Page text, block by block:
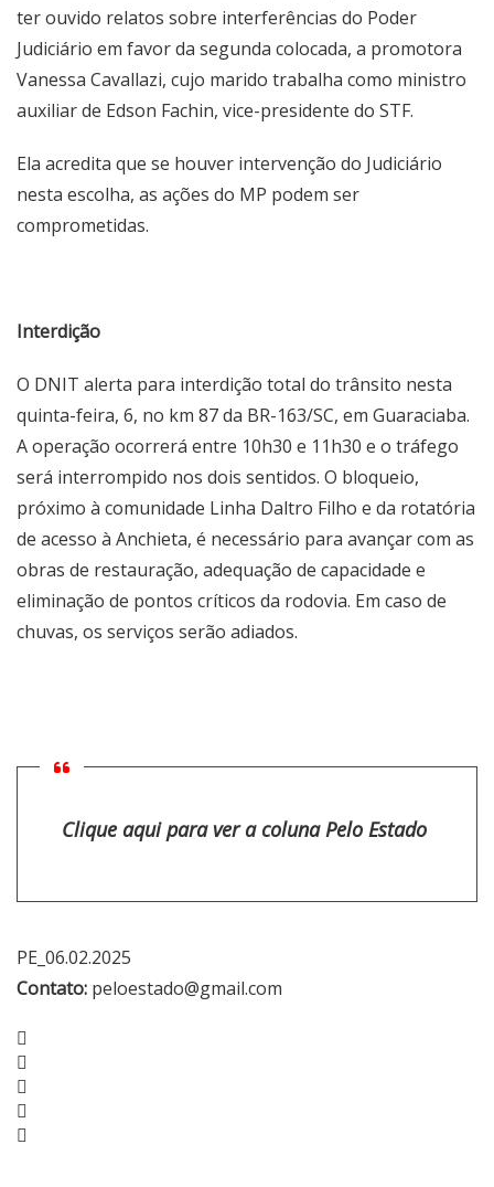
ter ouvido relatos sobre interferências do Poder
Judiciário em favor da segunda colocada, a promotora
Vanessa Cavallazi, cujo marido trabalha como ministro
auxiliar de Edson Fachin, vice-presidente do STF.
Ela acredita que se houver intervenção do Judiciário
nesta escolha, as ações do MP podem ser
comprometidas.
Interdição
O DNIT alerta para interdição total do trânsito nesta
quinta-feira, 6, no km 87 da BR-163/SC, em Guaraciaba.
A operação ocorrerá entre 10h30 e 11h30 e o tráfego
será interrompido nos dois sentidos. O bloqueio,
próximo à comunidade Linha Daltro Filho e da rotatória
de acesso à Anchieta, é necessário para avançar com as
obras de restauração, adequação de capacidade e
eliminação de pontos críticos da rodovia. Em caso de
chuvas, os serviços serão adiados.
Clique aqui para ver a coluna Pelo Estado
PE_06.02.2025
Contato: peloestado@gmail.com